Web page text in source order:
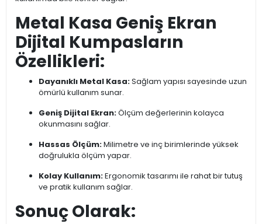
Metal Kasa Geniş Ekran
Dijital Kumpasların
Özellikleri:
Dayanıklı Metal Kasa:Sağlam yapısı sayesinde uzun
ömürlü kullanım sunar.
Geniş Dijital Ekran:Ölçüm değerlerinin kolayca
okunmasını sağlar.
Hassas Ölçüm:Milimetre ve inç birimlerinde yüksek
doğrulukla ölçüm yapar.
Kolay Kullanım:Ergonomik tasarımı ile rahat bir tutuş
ve pratik kullanım sağlar.
Sonuç Olarak: